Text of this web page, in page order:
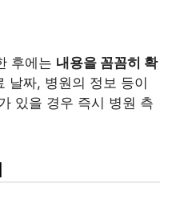
후에는 내용을 꼼꼼히 확
날짜, 병원의 정보 등이
있을 경우 즉시 병원 측